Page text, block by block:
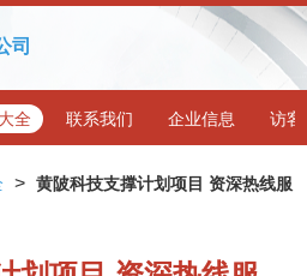
司
全 联系我们 企业信息 访客
> 黄陂科技支撑计划项目 资深热线服